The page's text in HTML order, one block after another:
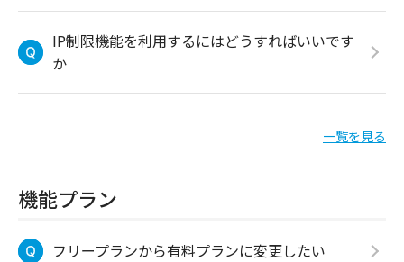
IP制限機能を利用するにはどうすればいいです
か
一覧を見る
機能プラン
フリープランから有料プランに変更したい